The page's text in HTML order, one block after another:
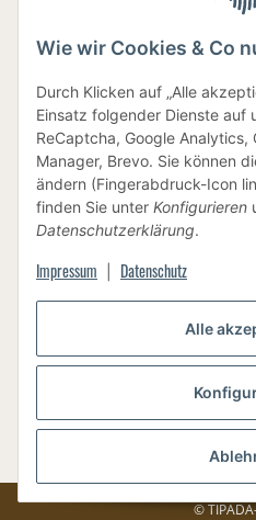
Alle
Wie wir Cookies & Co
Durch Klicken auf „Alle
Einsatz folgender Dienste auf
ReCaptcha, Google Analytics,
Manager, Brevo. Sie können
ändern (Fingerabdruck-Icon
finden Sie unter Konfigurieren
Datenschutzerklärung.
Impressum Datenschutz
BEWUSSTE VERPACKUNG
Vertrag
* Alle Preise inkl. gesetzlicher USt.,
©